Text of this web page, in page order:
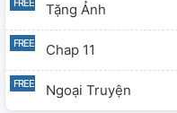
Tặng Ảnh
Chap 11
Ngoại Truyện